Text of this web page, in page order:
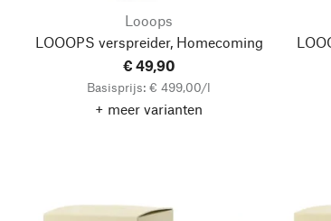
Looops
LOOOPS verspreider, Homecoming
€ 49,90
Basisprijs: € 499,00/l
+ meer varianten